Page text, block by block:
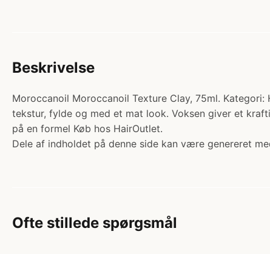
Beskrivelse
Moroccanoil Moroccanoil Texture Clay, 75ml.
tekstur, fylde og med et mat look. Voksen giver et
på en formel Køb hos HairOutlet.
Dele af indholdet på denne side kan være genereret
Ofte stillede spørgsmål